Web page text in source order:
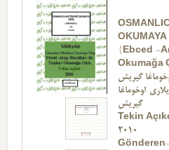
OKUMAYA
{Ebced -
Okumağa
گیریش
اوخوماغا
گیریش
Tekin
2010